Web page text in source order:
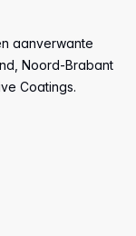
aanverwante
Noord-Brabant
Coatings.